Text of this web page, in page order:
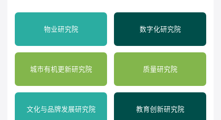
物业研究院 数字化研究院
城市有机更新研究院 质量研究院
文化与品牌发展研究院 教育创新研究院